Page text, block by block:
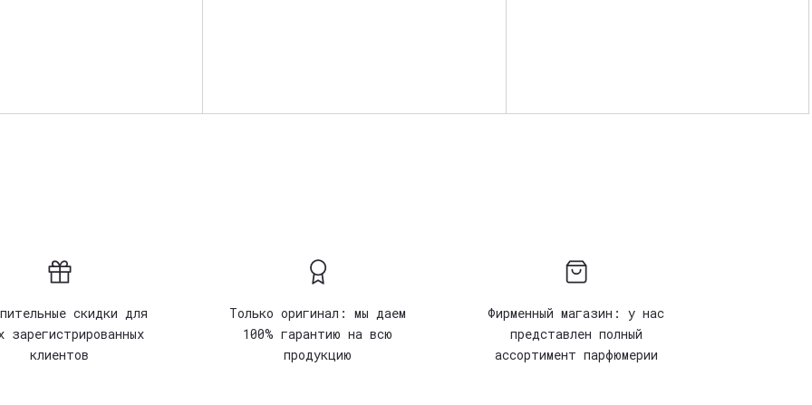
скидки для
зарегистрированных
клиентов
Только оригинал: мы даем
100% гарантию на всю
продукцию
Фирменный магазин: у нас
представлен полный
ассортимент парфюмерии